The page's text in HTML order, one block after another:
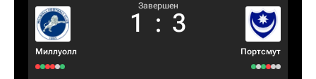
Миллуолл
Завершен
1 : 3
Пoртсмут